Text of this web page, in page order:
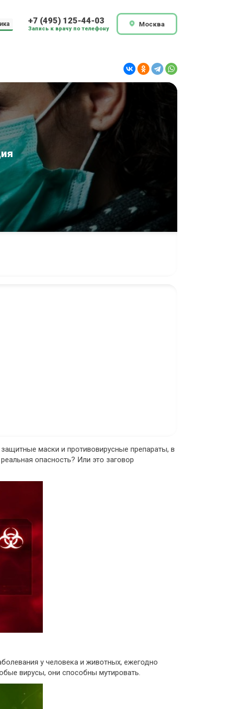
+7 (495) 125-44-03
Запись к врачу по телефону
Москва
маски и противовирусные препараты, в
опасность? Или это заговор
у человека и животных, ежегодно
вирусы, они способны мутировать.